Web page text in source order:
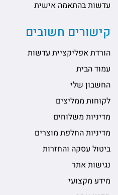
עדשות בהתאמה אישית
קישורים חשובים
הורדת אפליקציית עדשות
עמוד הבית
החשבון שלי
לקוחות ממליצים
מדיניות משלוחים
מדיניות החלפת מוצרים
ביטול עסקה והחזרות
נגישות אתר
מידע מקצועי